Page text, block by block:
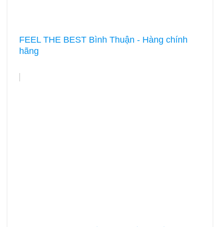
FEEL THE BEST Bình Thuận - Hàng chính
hãng